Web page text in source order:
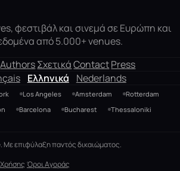
φεστιβάλ και σινεμά σε Ευρώπη και
από 5.000+ venues.
AuthorsΣχετικά ContactPress
Ελληνικά Nederlands
Los Angeles Amsterdam
Rotterdam
Barcelona Bucharest
Thessaloniki
επιφύλαξη παντός δικαιώματος.
Όροι Αγοράς